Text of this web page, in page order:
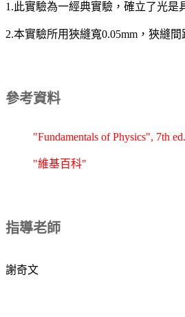
1.此實驗為一經典實驗，確立了光是
2.本實驗所用狹縫寬0.05mm，狹縫間
參考資料
"Fundamentals of Physics", 7th
"維基百科"
指導老師
謝奇文